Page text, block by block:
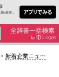
> 新着企業ニュー